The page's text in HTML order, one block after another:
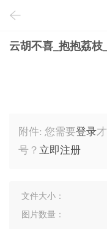
云胡不喜_抱抱荔枝
附件: 您需要登录
号？ 立即注册
文件大小：
图片数量：